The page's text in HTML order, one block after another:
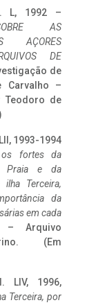
L, 1992 –
AS
AÇORES
DE
de
Carvalho –
Teodoro de
1993-1994
os fortes da
Praia e da
Terceira,
da
em cada
– Arquivo
(Em
LIV, 1996,
Terceira, por